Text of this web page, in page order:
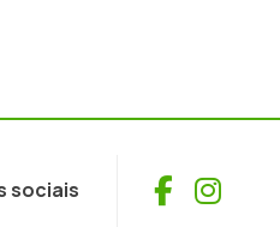
sociais